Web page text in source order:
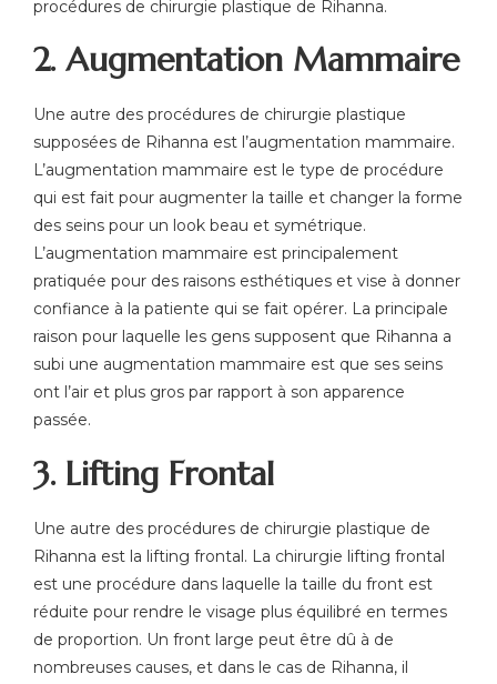
procédures de chirurgie plastique de Rihanna.
2. Augmentation Mammaire
Une autre des procédures de chirurgie plastique
supposées de Rihanna est l’augmentation mammaire.
L’augmentation mammaire est le type de procédure
qui est fait pour augmenter la taille et changer la forme
des seins pour un look beau et symétrique.
L’augmentation mammaire est principalement
pratiquée pour des raisons esthétiques et vise à donner
confiance à la patiente qui se fait opérer. La principale
raison pour laquelle les gens supposent que Rihanna a
subi une augmentation mammaire est que ses seins
ont l’air et plus gros par rapport à son apparence
passée.
3. Lifting Frontal
Une autre des procédures de chirurgie plastique de
Rihanna est la lifting frontal. La chirurgie lifting frontal
est une procédure dans laquelle la taille du front est
réduite pour rendre le visage plus équilibré en termes
de proportion. Un front large peut être dû à de
nombreuses causes, et dans le cas de Rihanna, il